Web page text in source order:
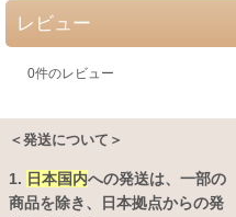
レビュー
0件のレビュー
＜発送について＞
1. 日本国内への発送は、 一部の
商品を除き、日本拠点からの発